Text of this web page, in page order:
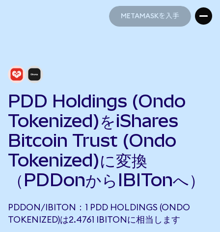
METAMASKを入手
PDD Holdings (Ondo
Tokenized)をiShares
Bitcoin Trust (Ondo
Tokenized)に変換
（PDDonからIBITonへ）
PDDON/IBITON：1 PDD HOLDINGS (ONDO
TOKENIZED)は2.4761 IBITONに相当します